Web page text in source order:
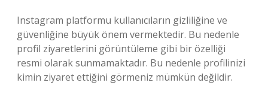
Instagram platformu kullanıcıların gizliliğine ve
güvenliğine büyük önem vermektedir. Bu nedenle
profil ziyaretlerini görüntüleme gibi bir özelliği
resmi olarak sunmamaktadır. Bu nedenle profilinizi
kimin ziyaret ettiğini görmeniz mümkün değildir.